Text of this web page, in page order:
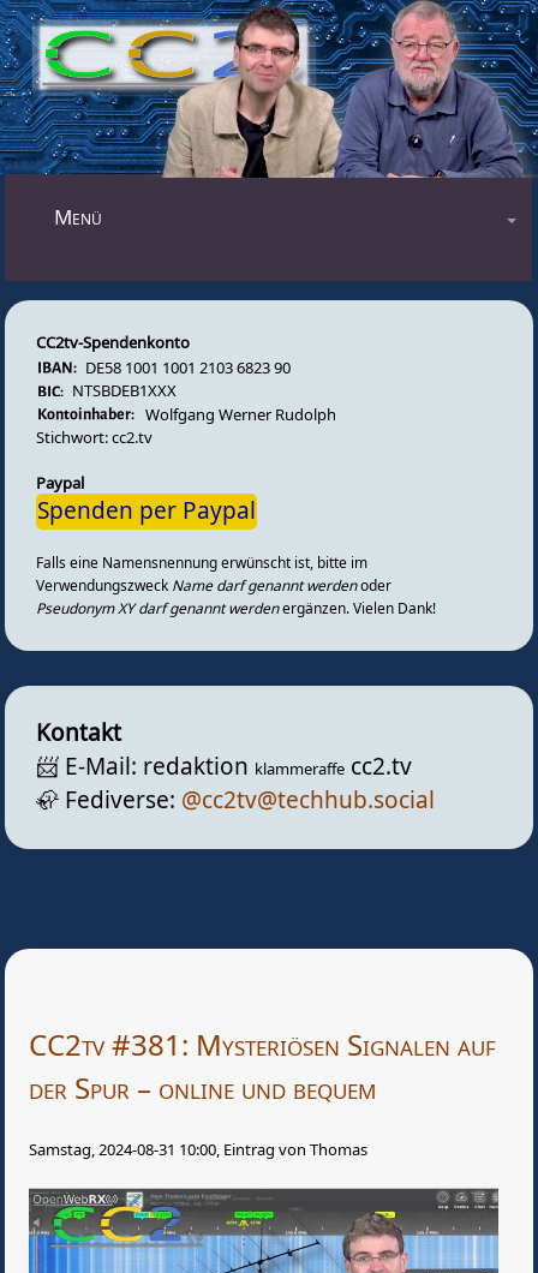
Mastodon
Menü
Videosendungen
Forum
Impressum
Gästebuch
CC2tv-Spendenkonto
DE58 1001 1001 2103 6823 90
NTSBDEB1XXX
Wolfgang Werner Rudolph
Stichwort: cc2.tv
Paypal
Spenden per Paypal
Falls eine Namensnennung erwünscht ist, bitte im
Verwendungszweck Name darf genannt werdenoder
Pseudonym XY darf genannt werdenergänzen. Vielen Dank!
Kontakt
📨️ E-Mail: redaktion klammeraffe cc2.tv
🦣️ Fediverse: @cc2tv@techhub.social
CC2tv #381: Mysteriösen Signalen auf
der Spur – online und bequem
Samstag, 2024-08-31 10:00, Eintrag von Thomas